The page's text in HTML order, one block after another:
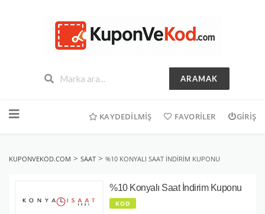
ARAMAK
geç
KAYDEDILMIŞ FAVORILER GIRIŞ
KUPONVEKOD.COM > SAAT > %10 KONYALI SAAT İNDIRIM KUPONU
%10 Konyalı Saat İndirim Kuponu
KOD